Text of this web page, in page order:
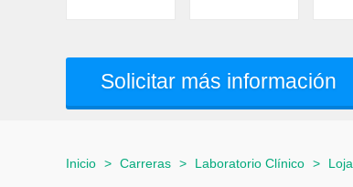
Solicitar más información
Inicio > Carreras > Laboratorio Clínico > Loja